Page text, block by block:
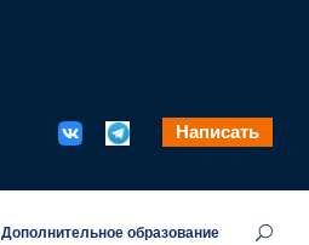
Написать
Дополнительное образование